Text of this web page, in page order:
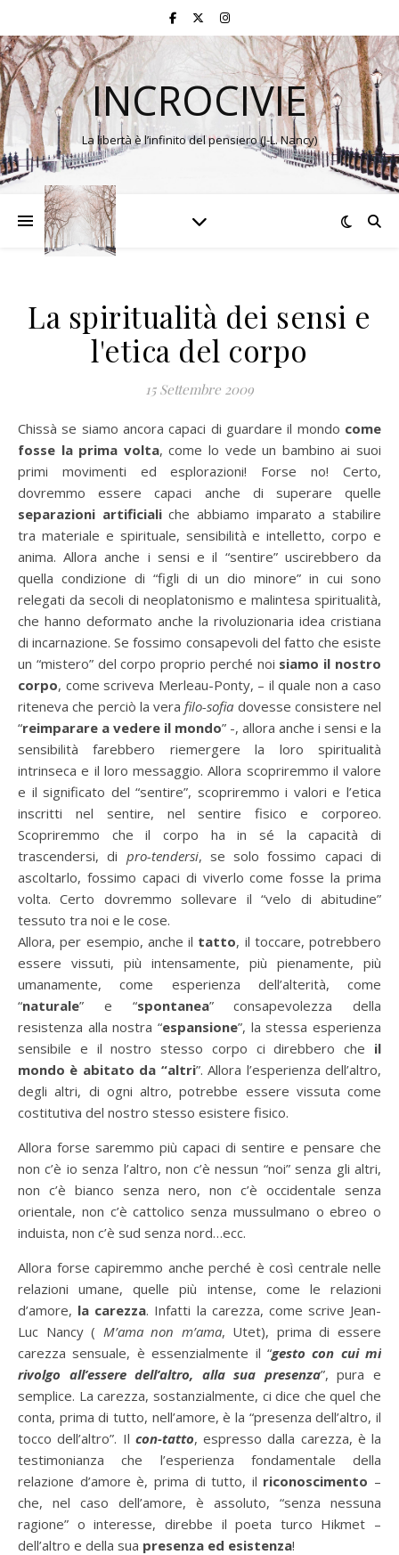
INCROCIVIE
La libertà è l’infinito del pensiero (J-L. Nancy)
La spiritualità dei sensi e
l'etica del corpo
15 Settembre 2009
Chissà se siamo ancora capaci di guardare il mondo come
fosse la prima volta, come lo vede un bambino ai suoi
primi movimenti ed esplorazioni! Forse no! Certo,
dovremmo essere capaci anche di superare quelle
separazioni artificialiche abbiamo imparato a stabilire
tra materiale e spirituale, sensibilità e intelletto, corpo e
anima. Allora anche i sensi e il “sentire” uscirebbero da
quella condizione di “figli di un dio minore” in cui sono
relegati da secoli di neoplatonismo e malintesa spiritualità,
che hanno deformato anche la rivoluzionaria idea cristiana
di incarnazione. Se fossimo consapevoli del fatto che esiste
un “mistero” del corpo proprio perché noi siamo il nostro
corpo, come scriveva Merleau-Ponty, – il quale non a caso
riteneva che perciò la verafilo-sofia dovesse consistere nel
“reimparare a vedere il mondo” -, allora anche i sensi e la
sensibilità farebbero riemergere la loro spiritualità
intrinseca e il loro messaggio. Allora scopriremmo il valore
e il significato del “sentire”, scopriremmo i valori e l’etica
inscritti nel sentire, nel sentire fisico e corporeo.
Scopriremmo che il corpo ha in sé la capacità di
trascendersi, di pro-tendersi, se solo fossimo capaci di
ascoltarlo, fossimo capaci di viverlo come fosse la prima
volta. Certo dovremmo sollevare il “velo di abitudine”
tessuto tra noi e le cose.
Allora, per esempio, anche il tatto, il toccare, potrebbero
essere vissuti, più intensamente, più pienamente, più
umanamente, come esperienza dell’alterità, come
“naturale” e “spontanea” consapevolezza della
resistenza alla nostra “espansione”, la stessa esperienza
sensibile e il nostro stesso corpo ci direbbero che il
mondo è abitato da “altri”. Allora l’esperienza dell’altro,
degli altri, di ogni altro, potrebbe essere vissuta come
costitutiva del nostro stesso esistere fisico.
Allora forse saremmo più capaci di sentire e pensare che
non c’è io senza l’altro, non c’è nessun “noi” senza gli altri,
non c’è bianco senza nero, non c’è occidentale senza
orientale, non c’è cattolico senza mussulmano o ebreo o
induista, non c’è sud senza nord…ecc.
Allora forse capiremmo anche perché è così centrale nelle
relazioni umane, quelle più intense, come le relazioni
d’amore, la carezza. Infatti la carezza, come scrive Jean-
Luc Nancy ( M’ama non m’ama, Utet), prima di essere
carezza sensuale, è essenzialmente il “gesto con cui mi
rivolgo all’essere dell’altro, alla sua presenza”, pura e
semplice. La carezza, sostanzialmente, ci dice che quel che
conta, prima di tutto, nell’amore, è la “presenza dell’altro, il
tocco dell’altro”. Il con-tatto, espresso dalla carezza, è la
testimonianza che l’esperienza fondamentale della
relazione d’amore è, prima di tutto, il riconoscimento –
che, nel caso dell’amore, è assoluto, “senza nessuna
ragione” o interesse, direbbe il poeta turco Hikmet –
dell’altro e della sua presenza ed esistenza!